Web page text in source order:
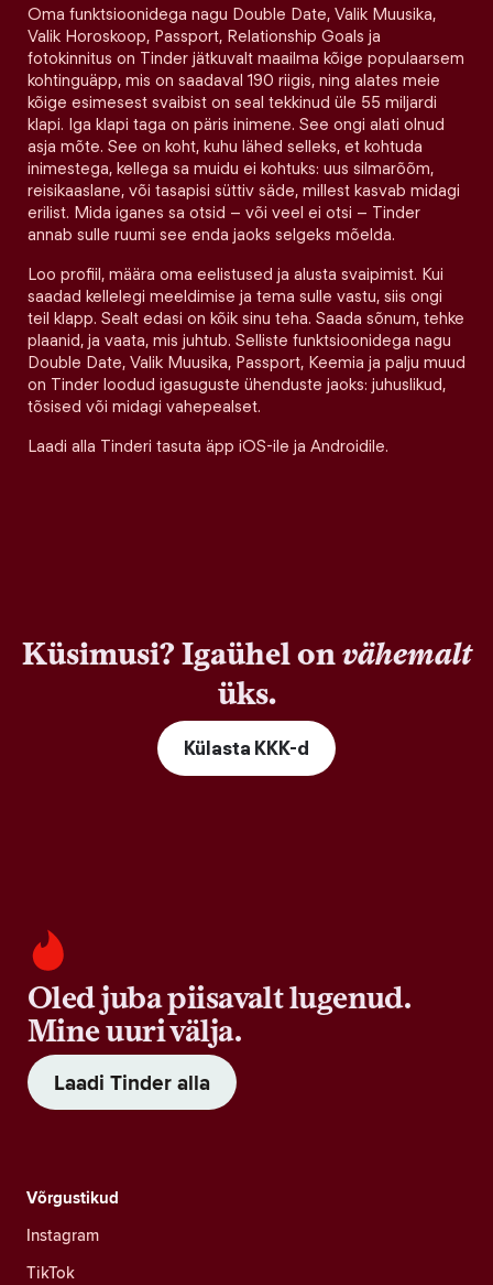
Oma funktsioonidega nagu Double Date, Valik Muusika,
Valik Horoskoop, Passport, Relationship Goals ja
fotokinnitus on Tinder jätkuvalt maailma kõige populaarsem
kohtinguäpp, mis on saadaval 190 riigis, ning alates meie
kõige esimesest svaibist on seal tekkinud üle 55 miljardi
klapi. Iga klapi taga on päris inimene. See ongi alati olnud
asja mõte. See on koht, kuhu lähed selleks, et kohtuda
inimestega, kellega sa muidu ei kohtuks: uus silmarõõm,
reisikaaslane, või tasapisi süttiv säde, millest kasvab midagi
erilist. Mida iganes sa otsid – või veel ei otsi – Tinder
annab sulle ruumi see enda jaoks selgeks mõelda.
Loo profiil, määra oma eelistused ja alusta svaipimist. Kui
saadad kellelegi meeldimise ja tema sulle vastu, siis ongi
teil klapp. Sealt edasi on kõik sinu teha. Saada sõnum, tehke
plaanid, ja vaata, mis juhtub. Selliste funktsioonidega nagu
Double Date, Valik Muusika, Passport, Keemia ja palju muud
on Tinder loodud igasuguste ühenduste jaoks: juhuslikud,
tõsised või midagi vahepealset.
Laadi alla Tinderi tasuta äpp iOS-ile ja Androidile.
Küsimusi? Igaühel onvähemalt
üks.
Külasta KKK-d
Oled juba piisavalt lugenud.
Mine uuri välja.
Laadi Tinder alla
Võrgustikud
Instagram
TikTok